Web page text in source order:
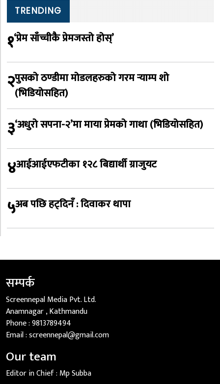
TRENDING
१‘प्रेम साँच्चीकै प्रेमजस्तो होस्’
२पुसको ठण्डीमा मोडलहरुको गरम र्‍याम्प शो
(भिडियोसहित)
३‘अधुरो सपना-२’मा माया प्रेमको गाथा (भिडियोसहित)
४आईआईएफटीका १२८ बिद्यार्थी ग्राजुयट
५अब पछि हट्दिनँ : दिवाकर थापा
सम्पर्क
Screennepal Media Pvt. Ltd.
Anamnagar , Kathmandu
Phone :9813789494
Email :screennepal@gmail.com
Our team
Editor in Chief : Mp Subba